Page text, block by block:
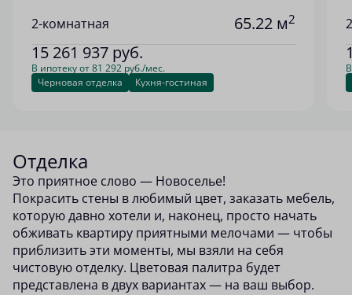
2-комнатная 65.22 м2
15 261 937 руб.
В ипотеку от 81 292 руб./мес.
Черновая отделка
Кухня-гостиная
Отделка
Это приятное слово — Новоселье!
Покрасить стены в любимый цвет, заказать мебель,
которую давно хотели и, наконец, просто начать
обживать квартиру приятными мелочами — чтобы
приблизить эти моменты, мы взяли на себя
чистовую отделку. Цветовая палитра будет
представлена в двух вариантах — на ваш выбор.